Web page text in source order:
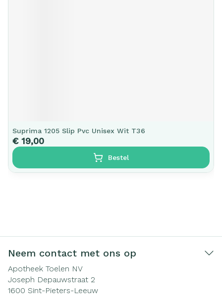
Suprima 1205 Slip Pvc Unisex Wit T36
€ 19,00
Bestel
Neem contact met ons op
Apotheek Toelen NV
Joseph Depauwstraat 2
1600 Sint-Pieters-Leeuw